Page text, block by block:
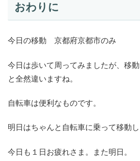
おわりに
今日の移動 京都府京都市のみ
今日は歩いて周ってみましたが、移
と全然違いますね。
自転車は便利なものです。
明日はちゃんと自転車に乗って移動し
今日も１日お疲れさま。また明日。